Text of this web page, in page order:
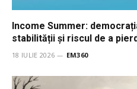
Income Summer:
stabilității și riscul de a
18 IULIE 2026 EM360